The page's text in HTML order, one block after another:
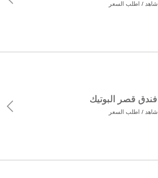
شاهد / اطلب السعر
فندق قصر البوتيك
شاهد / اطلب السعر